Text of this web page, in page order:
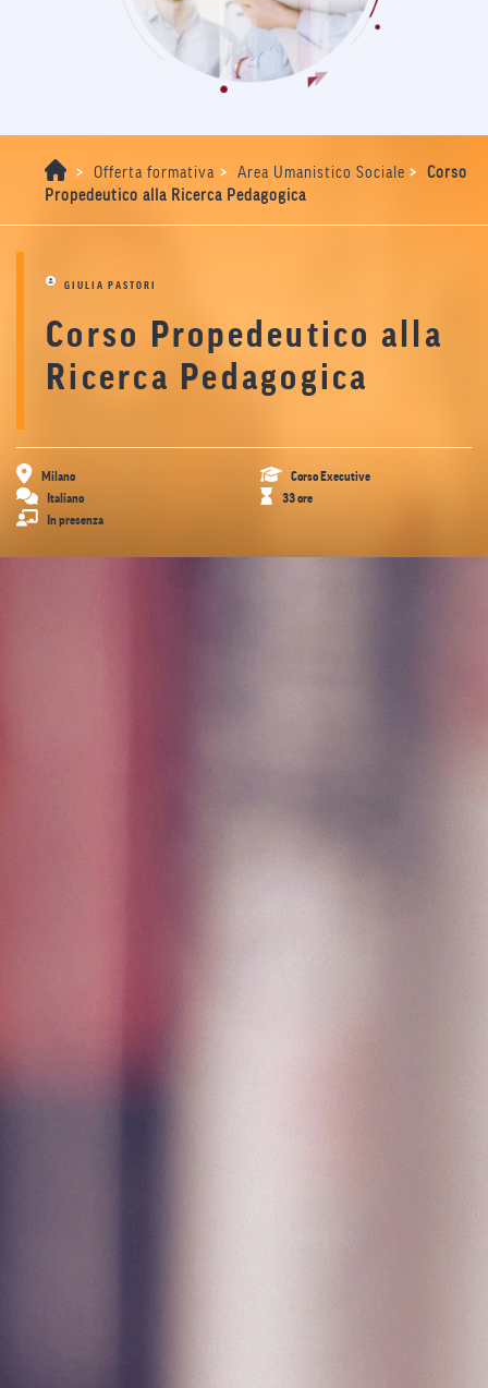
> Offerta formativa > Area Umanistico Sociale >
Corso
Propedeutico alla Ricerca Pedagogica
GIULIA PASTORI
Corso Propedeutico alla
Ricerca Pedagogica
Milano
Corso Executive
Italiano
33 ore
In presenza